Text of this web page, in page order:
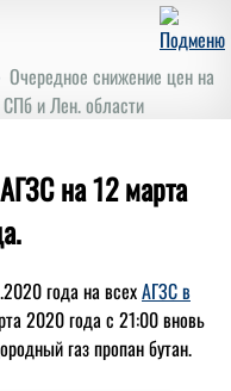
Очередное снижение цен на
и Лен. области
на 12 марта
года на всехАГЗС в
2020 года с 21:00 вновь
газ пропан бутан.